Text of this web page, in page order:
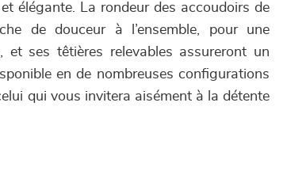
élégante. La rondeur des accoudoirs de
de douceur à l’ensemble, pour une
ses têtières relevables assureront un
en de nombreuses configurations
qui vous invitera aisément à la détente